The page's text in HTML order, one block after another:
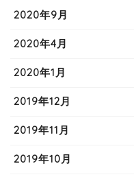
2020年9月
2020年4月
2020年1月
2019年12月
2019年11月
2019年10月